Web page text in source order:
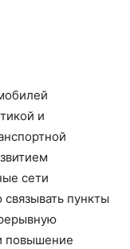
и
сети
пункты
повышение